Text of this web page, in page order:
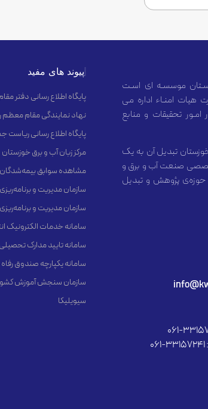
پیوند های مفید
پایگاه اطلاع رسانی دفتر
نهاد نمایندگی مقام معظم
پایگاه اطلاع رسانی ریاست
مرکز زبان آب و برق خوزستان
مشاهده سوابق بیمه‌شدگان
سازمان مدیریت و
سازمان مدیریت و
سامانه خدمات الکترونیک
سامانه تایید مدارک تحصیلی
سامانه یکپارچه صندوق
سازمان سنجش آموزش
سیویلیکا
موسسـه ای اسـت
هیات امنـاء اداره می
امـور تحقیقات و منابع
تبدیل آن به یک
صنعت آب و برق و
حوزه‌ی پژوهش و تبدیل